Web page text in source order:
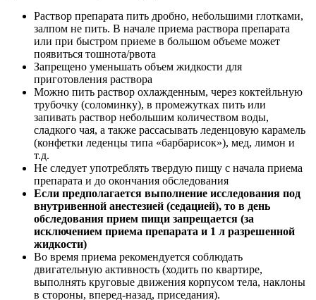
Раствор препарата пить дробно, небольшими глотками,
залпом не пить. В начале приема раствора препарата
или при быстром приеме в большом объеме может
появиться тошнота/рвота
Запрещено уменьшать объем жидкости для
приготовления раствора
Можно пить раствор охлажденным, через коктейльную
трубочку (соломинку), в промежутках пить или
запивать раствор небольшим количеством воды,
сладкого чая, а также рассасывать леденцовую карамель
(конфетки леденцы типа «барбарисок»), мед, лимон и
т.д.
Не следует употреблять твердую пищу с начала приема
препарата и до окончания обследования
Если предполагается выполнение исследования под
внутривенной анестезией (седацией), то в день
обследования прием пищи запрещается (за
исключением приема препарата и 1 л разрешенной
жидкости)
Во время приема рекомендуется соблюдать
двигательную активность (ходить по квартире,
выполнять круговые движения корпусом тела, наклоны
в стороны, вперед-назад, приседания).